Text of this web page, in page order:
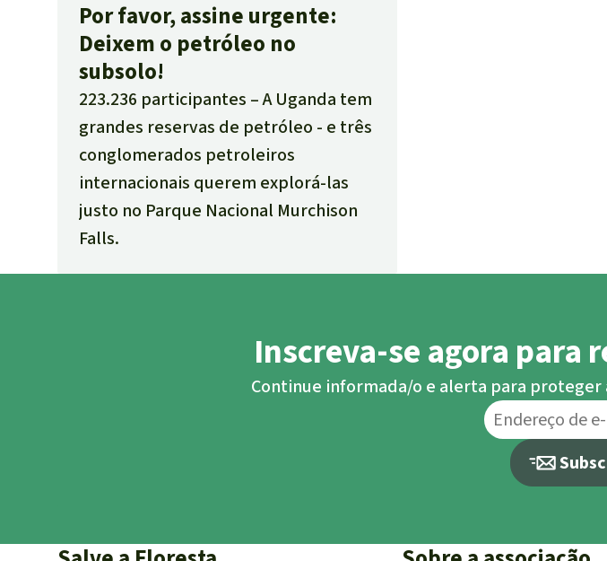
Por favor, assine urgente:
Deixem o petróleo no
subsolo!
223.236 participantes
A Uganda tem
grandes reservas de petróleo - e três
conglomerados petroleiros
internacionais querem explorá-las
justo no Parque Nacional Murchison
Falls.
Inscreva-se agora para
Continue informada/o e alerta para